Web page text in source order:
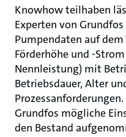
Knowhow teilhaben
Experten von
Pumpendaten auf
Förderhöhe und -
Nennleistung) mit
Betriebsdauer, Alter
Grundfos mögliche
den Bestand